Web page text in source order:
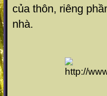
của thôn, riêng
nhà.